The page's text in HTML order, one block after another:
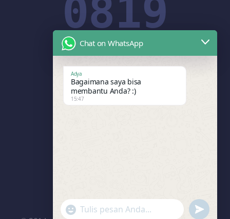
0819
1908
Chat on WhatsApp
Adya
Bagaimana saya bisa
membantu Anda? :)
15:47
"+chaty_settings.lang.emoji_picker+"
WhatsApp
undefined